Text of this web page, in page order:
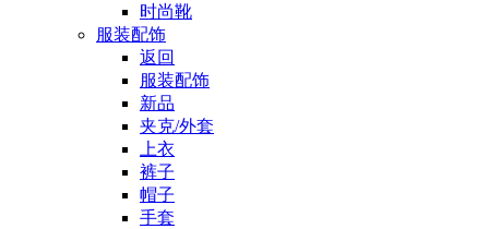
时尚靴
服装配饰
返回
服装配饰
新品
夹克/外套
上衣
裤子
帽子
手套